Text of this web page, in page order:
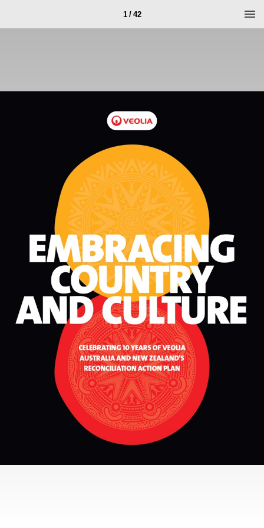
1 / 42